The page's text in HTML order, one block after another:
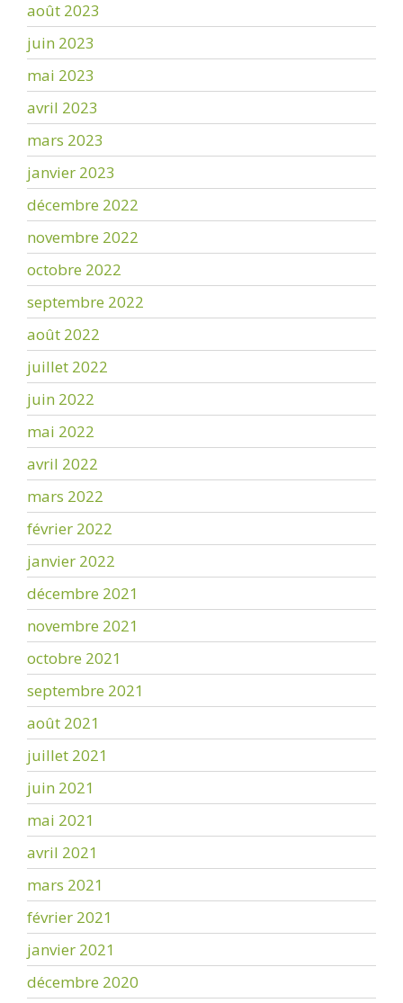
août 2023
juin 2023
mai 2023
avril 2023
mars 2023
janvier 2023
décembre 2022
novembre 2022
octobre 2022
septembre 2022
août 2022
juillet 2022
juin 2022
mai 2022
avril 2022
mars 2022
février 2022
janvier 2022
décembre 2021
novembre 2021
octobre 2021
septembre 2021
août 2021
juillet 2021
juin 2021
mai 2021
avril 2021
mars 2021
février 2021
janvier 2021
décembre 2020